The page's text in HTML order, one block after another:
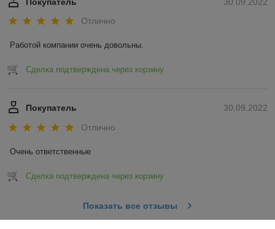
Отлично
Работой компании очень довольны.
Сделка подтверждена через корзину
30.09.2022
Покупатель
Отлично
Очень ответственные
Сделка подтверждена через корзину
Показать все отзывы